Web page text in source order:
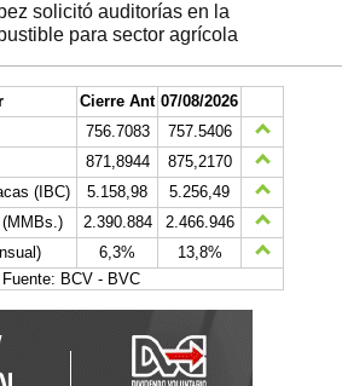
solicitó auditorías en la
para sector agrícola
Cierre Ant 07/08/2026
756.7083
757.5406
871,8944
875,2170
(IBC)
5.158,98
5.256,49
(MMBs.)
2.390.884
2.466.946
6,3%
13,8%
Fuente: BCV - BVC